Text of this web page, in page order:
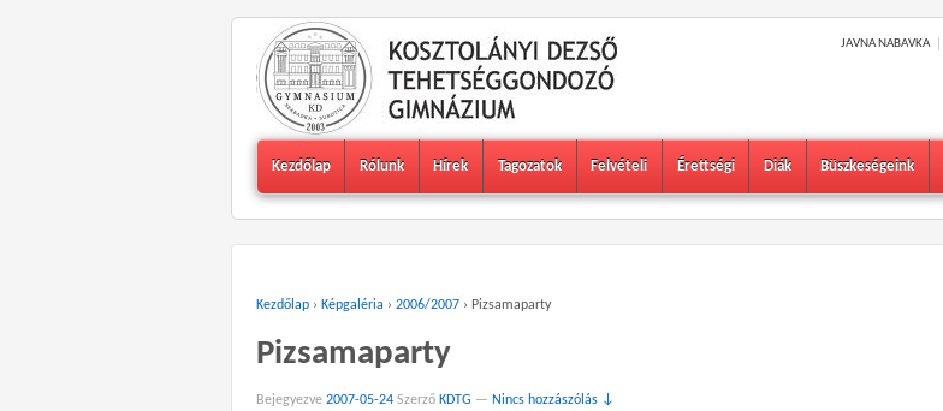
JAVNA NABAVKA
Kezdőlap Rólunk Hírek Tagozatok Felvételi Érettségi Diák Büszkeségeink
Kezdőlap › Képgaléria › 2006/2007 › Pizsamaparty
Pizsamaparty
Bejegyezve 2007-05-24 Szerző KDTG — Nincs hozzászólás ↓